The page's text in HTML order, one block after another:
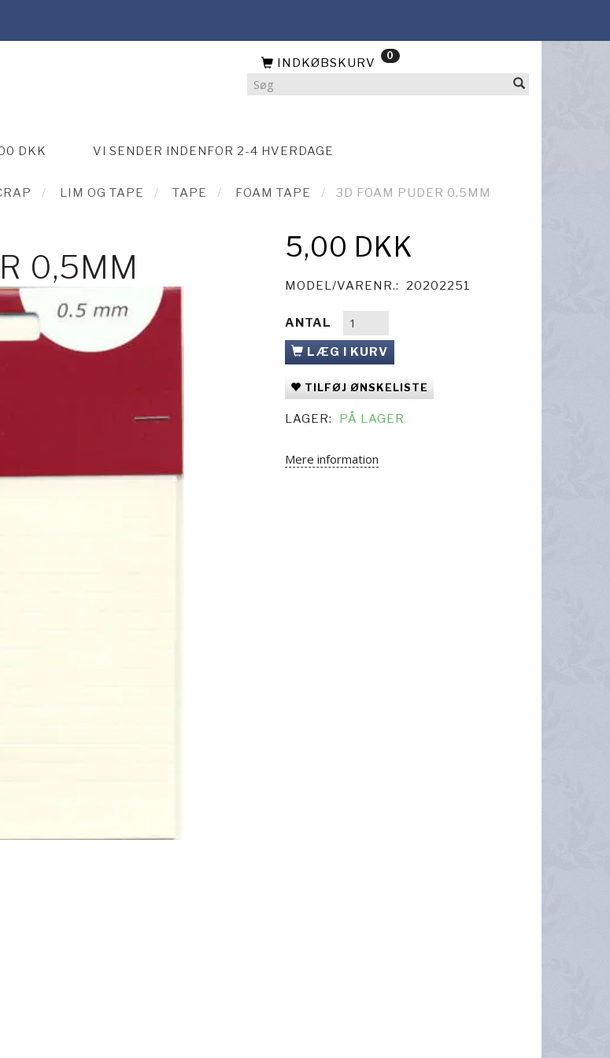
INDKØBSKURV 0
DKK VI SENDER INDENFOR 2-4 HVERDAGE
LIM OG TAPE TAPE FOAM TAPE 3D FOAM PUDER 0,5MM
0,5MM
5,00 DKK
MODEL/VARENR.: 20202251
ANTAL
LÆG I KURV
TILFØJ ØNSKELISTE
LAGER: PÅ LAGER
Mere information